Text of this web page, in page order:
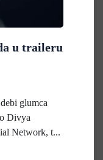
u traileru
glumca
Divya
Network, t...